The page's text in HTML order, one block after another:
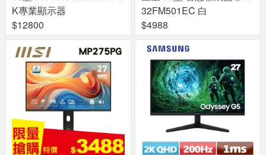
K專業顯示器
$12800
32FM501EC 白
$4988